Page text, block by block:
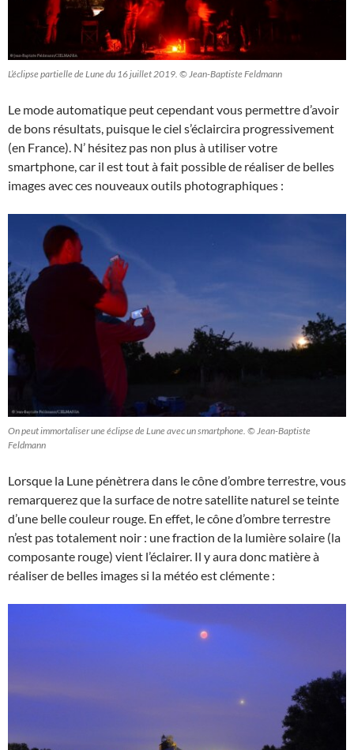
L’éclipse partielle de Lune du 16 juillet 2019. © Jean-Baptiste Feldmann
Le mode automatique peut cependant vous permettre d’avoir
de bons résultats, puisque le ciel s’éclaircira progressivement
(en France). N’ hésitez pas non plus à utiliser votre
smartphone, car il est tout à fait possible de réaliser de belles
images avec ces nouveaux outils photographiques :
On peut immortaliser une éclipse de Lune avec un smartphone. © Jean-Baptiste
Feldmann
Lorsque la Lune pénètrera dans le cône d’ombre terrestre, vous
remarquerez que la surface de notre satellite naturel se teinte
d’une belle couleur rouge. En effet, le cône d’ombre terrestre
n’est pas totalement noir : une fraction de la lumière solaire (la
composante rouge) vient l’éclairer. Il y aura donc matière à
réaliser de belles images si la météo est clémente :